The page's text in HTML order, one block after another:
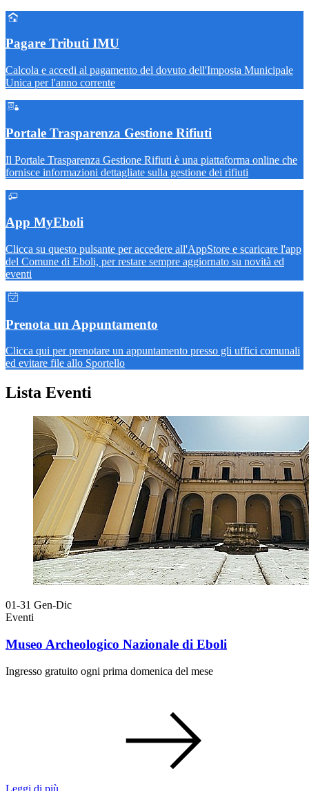
Pagare Tributi IMU
Calcola e accedi al pagamento del dovuto dell'Imposta Municipale
Unica per l'anno corrente
Portale Trasparenza Gestione Rifiuti
Il Portale Trasparenza Gestione Rifiuti è una piattaforma online che
fornisce informazioni dettagliate sulla gestione dei rifiuti
App MyEboli
Clicca su questo pulsante per accedere all'AppStore e scaricare l'app
del Comune di Eboli, per restare sempre aggiornato su novità ed
eventi
Prenota un Appuntamento
Clicca qui per prenotare un appuntamento presso gli uffici comunali
ed evitare file allo Sportello
Lista Eventi
01-31 Gen-Dic
Eventi
Museo Archeologico Nazionale di Eboli
Ingresso gratuito ogni prima domenica del mese
Leggi di più